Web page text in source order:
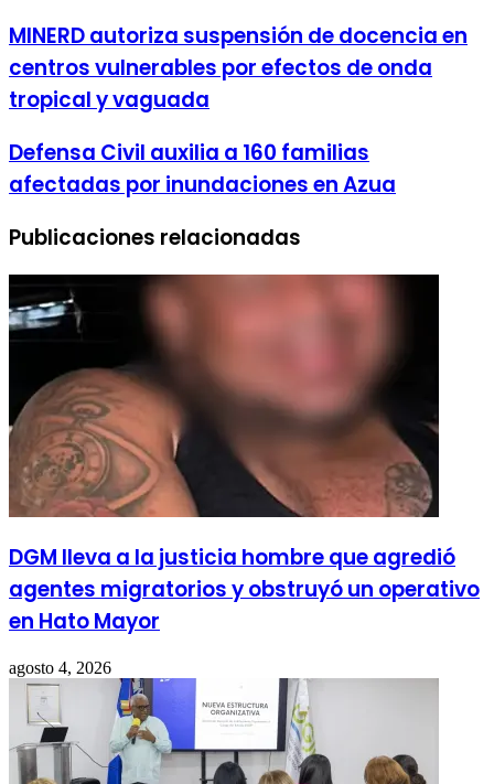
por
correo
electrónico
MINERD autoriza suspensión de docencia en
centros vulnerables por efectos de onda
tropical y vaguada
Defensa Civil auxilia a 160 familias
afectadas por inundaciones en Azua
Publicaciones relacionadas
DGM lleva a la justicia hombre que agredió
agentes migratorios y obstruyó un operativo
en Hato Mayor
agosto 4, 2026